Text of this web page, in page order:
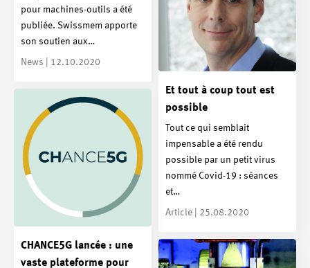
pour machines-outils a été
publiée. Swissmem apporte
son soutien aux…
News | 12.10.2020
Et tout à coup tout est
possible
Tout ce qui semblait
impensable a été rendu
possible par un petit virus
nommé Covid-19 : séances
et…
Article | 25.08.2020
CHANCE5G lancée : une
vaste plateforme pour